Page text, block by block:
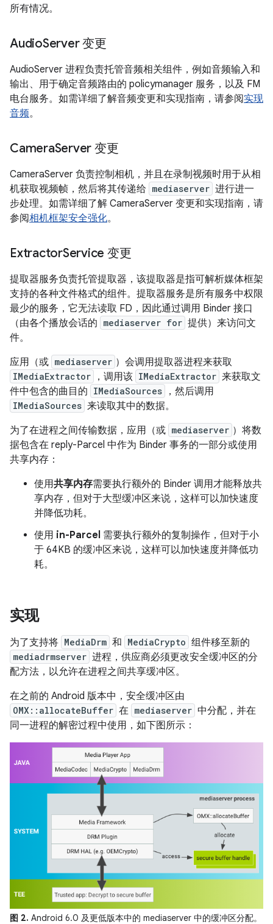
所有情况。
AudioServer 变更
AudioServer 进程负责托管音频相关组件，例如音频输入和
输出、用于确定音频路由的 policymanager 服务，以及 FM
电台服务。如需详细了解音频变更和实现指南，请参阅实现
音频。
CameraServer 变更
CameraServer 负责控制相机，并且在录制视频时用于从相
机获取视频帧，然后将其传递给 mediaserver 进行进一
步处理。如需详细了解 CameraServer 变更和实现指南，请
参阅相机框架安全强化。
ExtractorService 变更
提取器服务负责托管提取器，该提取器是指可解析媒体框架
支持的各种文件格式的组件。 提取器服务是所有服务中权限
最少的服务，它无法读取 FD，因此通过调用 Binder 接口
（由各个播放会话的 mediaserver for 提供）来访问文
件。
应用（或 mediaserver ）会调用提取器进程来获取
IMediaExtractor ，调用该 IMediaExtractor 来获取文
件中包含的曲目的 IMediaSources ，然后调用
IMediaSources 来读取其中的数据。
为了在进程之间传输数据，应用（或 mediaserver ）将数
据包含在 reply-Parcel 中作为 Binder 事务的一部分或使用
共享内存：
使用共享内存需要执行额外的 Binder 调用才能释放共
享内存，但对于大型缓冲区来说，这样可以加快速度
并降低功耗。
使用 in-Parcel 需要执行额外的复制操作，但对于小
于 64KB 的缓冲区来说，这样可以加快速度并降低功
耗。
实现
为了支持将 MediaDrm 和 MediaCrypto 组件移至新的
mediadrmserver 进程，供应商必须更改安全缓冲区的分
配方法，以允许在进程之间共享缓冲区。
在之前的 Android 版本中，安全缓冲区由
OMX::allocateBuffer 在 mediaserver 中分配，并在
同一进程的解密过程中使用，如下图所示：
图 2. Android 6.0 及更低版本中的 mediaserver 中的缓冲区分配。